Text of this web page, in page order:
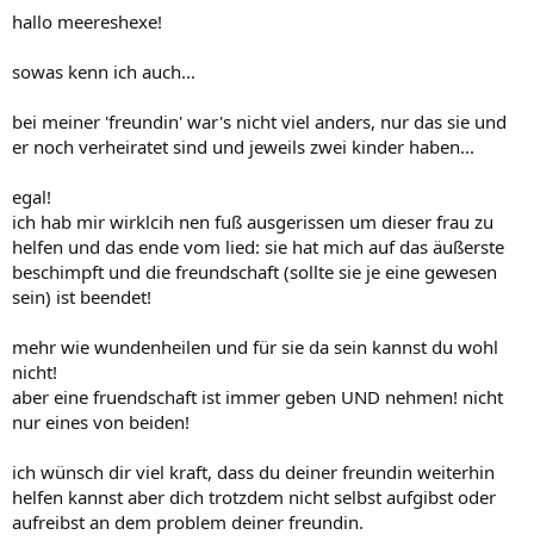
hallo meereshexe!
sowas kenn ich auch...
bei meiner 'freundin' war's nicht viel anders, nur das sie und
er noch verheiratet sind und jeweils zwei kinder haben...
egal!
ich hab mir wirklcih nen fuß ausgerissen um dieser frau zu
helfen und das ende vom lied: sie hat mich auf das äußerste
beschimpft und die freundschaft (sollte sie je eine gewesen
sein) ist beendet!
mehr wie wundenheilen und für sie da sein kannst du wohl
nicht!
aber eine fruendschaft ist immer geben UND nehmen! nicht
nur eines von beiden!
ich wünsch dir viel kraft, dass du deiner freundin weiterhin
helfen kannst aber dich trotzdem nicht selbst aufgibst oder
aufreibst an dem problem deiner freundin.